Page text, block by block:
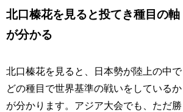
北口榛花を見ると投てき種目の軸
が分かる
北口榛花を見ると、日本勢が陸上の中で
どの種目で世界基準の戦いをしているか
が分かります。アジア大会でも、ただ勝